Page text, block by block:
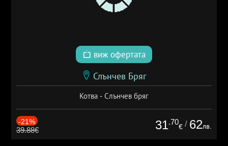
виж офертата
Слънчев Бряг
Котва - Слънчев бряг
-21%
39.88€ 31.70
€ / 62лв.